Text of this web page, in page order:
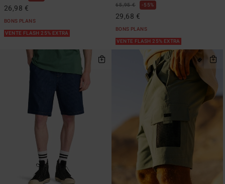
26,98 €
BONS PLANS
VENTE FLASH 25% EXTRA
65,95 € 55%
29,68 €
BONS PLANS
VENTE FLASH 25% EXTRA